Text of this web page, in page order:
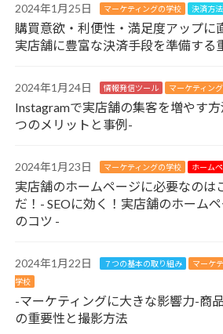
2024年1月25日 マーケティングの学校 決済方法
購買意欲・利便性・満足度アップに
実店舗に豊富な決済手段を準備する
2024年1月24日 情報発信ツール マーケティン
Instagramで実店舗の集客を増やす
つのメリットと事例-
2024年1月23日 マーケティングの学校 ホーム
実店舗のホームページに必要なのは
だ！- SEOに効く！実店舗のホーム
のコツ -
2024年1月22日 ７つの基本の取り組み
マーケ
学校
-マーケティングに大きな影響力-商
の重要性と撮影方法